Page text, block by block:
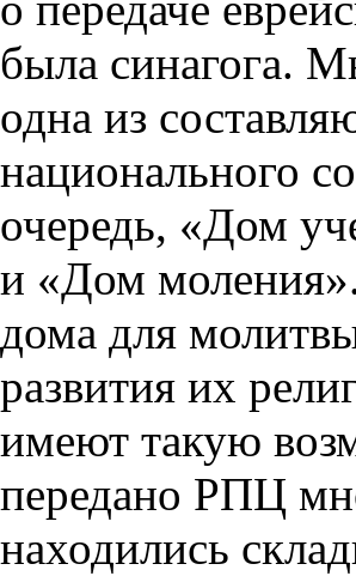
была синагога.
одна из
национального
очередь, «Дом
и «Дом
дома для
развития их
имеют такую
передано РПЦ
находились